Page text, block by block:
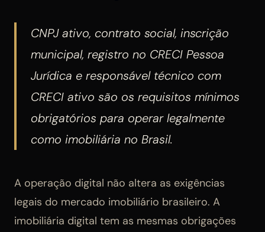
CNPJ ativo, contrato social, inscrição
municipal, registro no CRECI Pessoa
Jurídica e responsável técnico com
CRECI ativo são os requisitos mínimos
obrigatórios para operar legalmente
como imobiliária no Brasil.
A operação digital não altera as exigências
legais do mercado imobiliário brasileiro. A
imobiliária digital tem as mesmas obrigações